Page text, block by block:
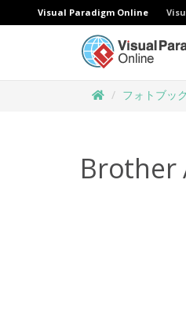
Visual Paradigm Online
フォトブック
Brother